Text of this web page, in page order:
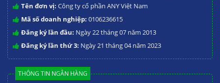
Tên đơn vị: Công ty cổ phần ANY Việt Nam
Mã số doanh nghiệp: 0106236615
Đăng ký lần đầu: Ngày 22 tháng 07 năm 2013
Đăng ký lần thứ 3: Ngày 21 tháng 04 năm 2023
THÔNG TIN NGÂN HÀNG